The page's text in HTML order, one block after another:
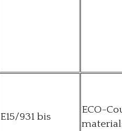
E15/931 bis
ECO-